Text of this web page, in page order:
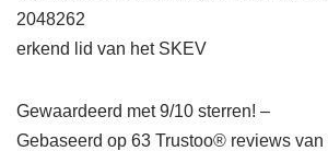
2048262
erkend lid van het SKEV
Gewaardeerd met 9/10 sterren! –
Gebaseerd op 63 Trustoo® reviews van